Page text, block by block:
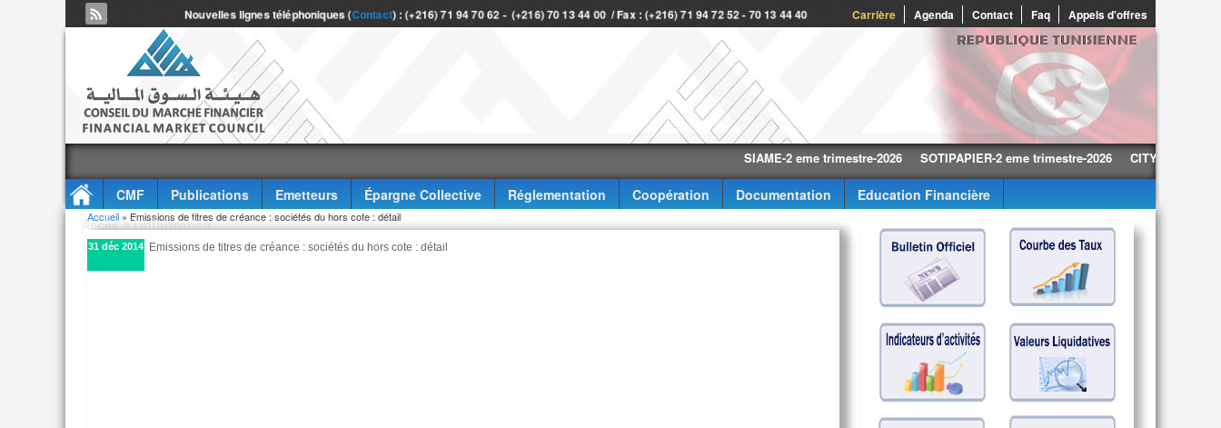
Carrière Agenda Contact Faq Appels d'offres
Nouvelles lignes téléphoniques (Contact) : (+216) 71 94 70 62 - (+216) 70 13 44 00 / Fax : (+216) 71 94 72 52 - 70 13 44 40
SIAME-2 eme trimestre-2026 SOTIPAPIER-2 eme trimestre-2026 CITY CARS-2 eme
CMF Publications Emetteurs Épargne Collective Réglementation Coopération Documentation
Education Financière
Accès à l'information
Vous êtes ici
Accueil » Emissions de titres de créance : sociétés du hors cote : détail
31 déc 2014 Emissions de titres de créance : sociétés du hors cote : détail